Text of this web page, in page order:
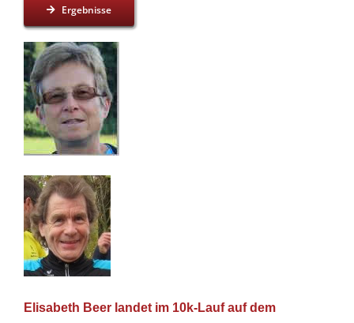
Ergebnisse
Elisabeth Beer landet im 10k-Lauf auf dem